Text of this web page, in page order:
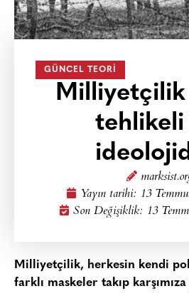
GÜNCEL TEORI
Milliyetçilik
Yayın tarihi: 13
Son Değişiklik: 13
Milliyetçilik, herkesin kendi
farklı maskeler takıp